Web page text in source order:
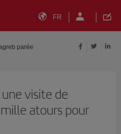
FR
parée
visite de
atours pour